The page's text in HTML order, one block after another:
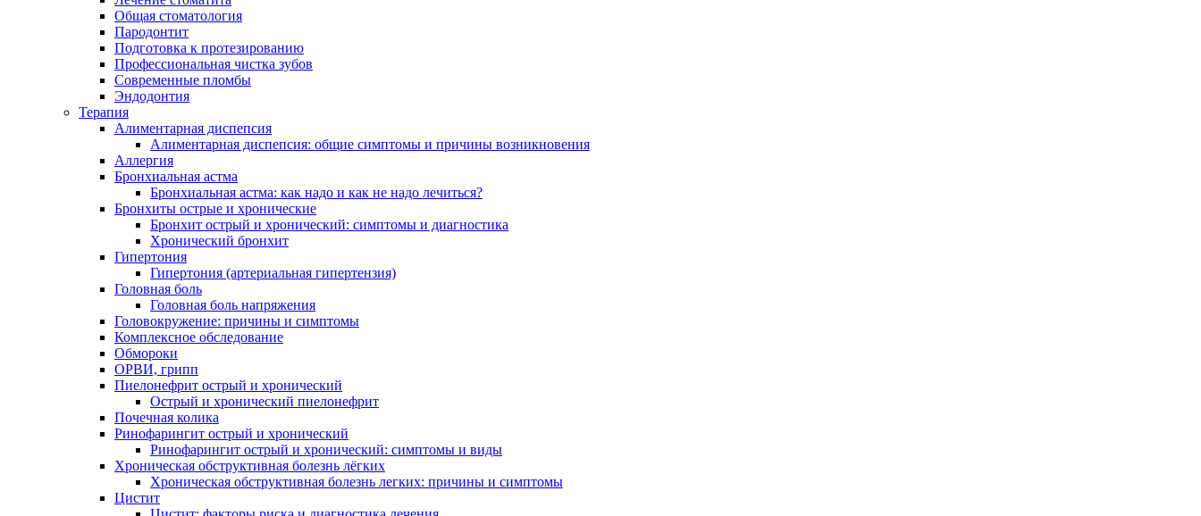
Общая стоматология
Пародонтит
Подготовка к протезированию
Профессиональная чистка зубов
Современные пломбы
Эндодонтия
Терапия
Алиментарная диспепсия
Алиментарная диспепсия: общие симптомы и причины возникновения
Аллергия
Бронхиальная астма
Бронхиальная астма: как надо и как не надо лечиться?
Бронхиты острые и хронические
Бронхит острый и хронический: симптомы и диагностика
Хронический бронхит
Гипертония
Гипертония (артериальная гипертензия)
Головная боль
Головная боль напряжения
Головокружение: причины и симптомы
Комплексное обследование
Обмороки
ОРВИ, грипп
Пиелонефрит острый и хронический
Острый и хронический пиелонефрит
Почечная колика
Ринофарингит острый и хронический
Ринофарингит острый и хронический: симптомы и виды
Хроническая обструктивная болезнь лёгких
Хроническая обструктивная болезнь легких: причины и симптомы
Цистит